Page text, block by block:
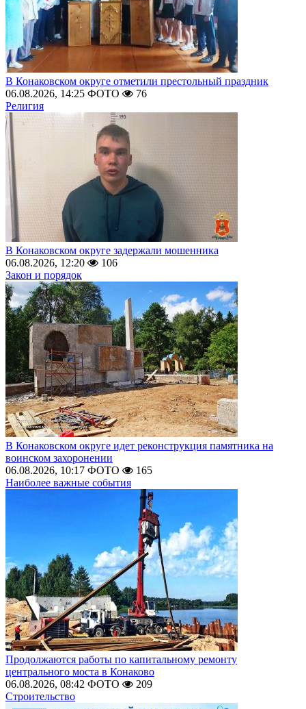
В Конаковском округе отметили престольный праздник
06.08.2026, 14:25 ФОТО
76
Религия
В Конаковском округе задержали мошенника
06.08.2026, 12:20
106
Закон и порядок
В Конаковском округе идет реконструкция памятника на
воинском захоронении
06.08.2026, 10:17 ФОТО
165
Наиболее важные события
Продолжаются работы по капитальному ремонту
центрального моста в Конаково
06.08.2026, 08:42 ФОТО
209
Строительство